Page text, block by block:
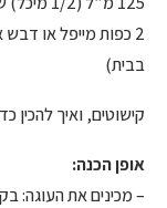
2 כפות מייפל או
בבית)
קישוטים, ואיך
אופן הכנה:
– מכינים את העוגה: